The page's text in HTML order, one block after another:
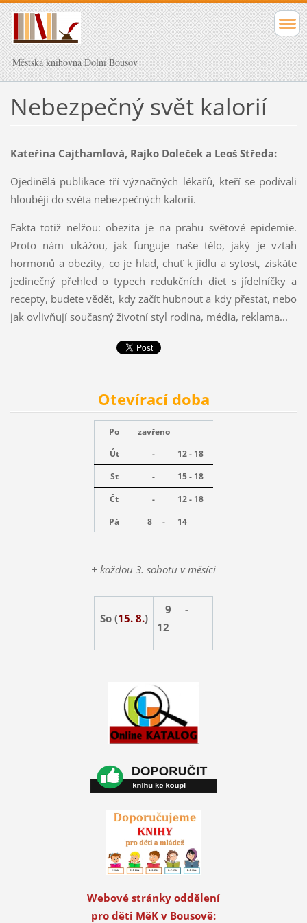
Městská knihovna Dolní Bousov
Nebezpečný svět kalorií
Kateřina Cajthamlová, Rajko Doleček a Leoš Středa:
Ojedinělá publikace tří význačných lékařů, kteří se podívali
hlouběji do světa nebezpečných kalorií.
Fakta totiž nelžou: obezita je na prahu světové epidemie.
Proto nám ukážou, jak funguje naše tělo, jaký je vztah
hormonů a obezity, co je hlad, chuť k jídlu a sytost, získáte
jedinečný přehled o typech redukčních diet s jídelníčky a
recepty, budete vědět, kdy začít hubnout a kdy přestat, nebo
jak ovlivňují současný životní styl rodina, média, reklama...
Otevírací doba
Po
zavřeno
Út
-
12 - 18
St
-
15 - 18
Čt
-
12 - 18
Pá
8 - 14
+ každou 3. sobotu v měsíci
So (15. 8.)
9 -
12
Webové stránky oddělení
pro děti MěK v Bousově: